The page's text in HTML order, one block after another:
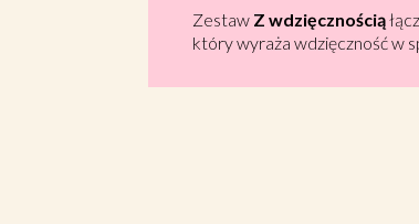
Zestaw Z wdzięcznością
który wyraża wdzięczność w